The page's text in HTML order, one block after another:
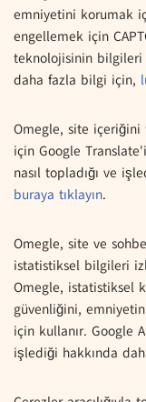
emniyetini korumak
engellemek için
teknolojisinin bilgileri
daha fazla bilgi için,
Omegle, site
için Google
nasıl topladığı ve
buraya tıklayın.
Omegle, site ve
istatistiksel bilgileri
Omegle, istatistiksel
güvenliğini,
için kullanır. Google
işlediği hakkında